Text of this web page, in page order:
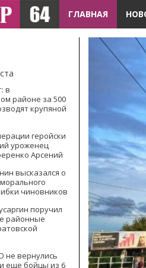
ГЛАВНАЯ
в
районе за 500
крупяной
геройски
уроженец
Арсений
высказался о
чиновников
поручил
районные
не вернулись
еще бойцы из 6